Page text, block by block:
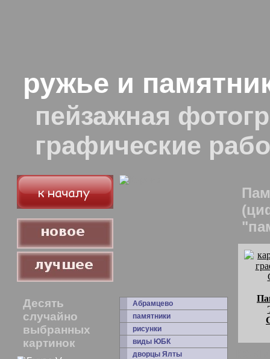
ружье и
пейзажная
графические
Десять
случайно
выбранных
картинок
Абрамцево
памятники
рисунки
виды ЮБК
дворцы Ялты